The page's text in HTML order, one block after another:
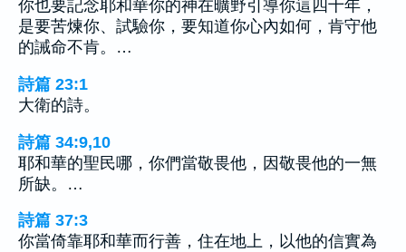
你也要記念耶和華你的神在曠野引導你這四十年，
是要苦煉你、試驗你，要知道你心內如何，肯守他
的誡命不肯。…
詩篇 23:1
大衛的詩。
詩篇 34:9,10
耶和華的聖民哪，你們當敬畏他，因敬畏他的一無
所缺。…
詩篇 37:3
你當倚靠耶和華而行善，住在地上，以他的信實為